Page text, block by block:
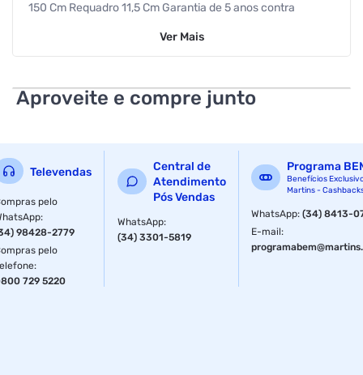
150 Cm Requadro 11,5 Cm Garantia de 5 anos contra
Ver Mais
Aproveite e compre junto
Televendas
pelo
:
98428-2779
pelo
:
729 5220
Central de
Atendimento
Pós Vendas
WhatsApp:
(34) 3301-5819
Programa
Benefícios
Martins -
WhatsApp:(34) 8413-
E-mail: